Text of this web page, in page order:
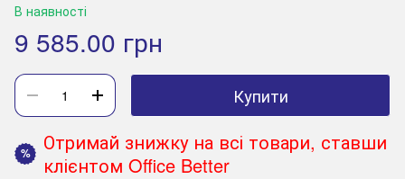
В наявності
9 585.00 грн
Купити
%
Отримай знижку на всі товари, ставши
клієнтом Office Better